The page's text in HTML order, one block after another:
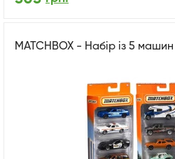
MATCHBOX - Набір із 5